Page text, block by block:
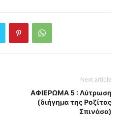
Next article
ΑΦΙΕΡΩΜΑ 5 : Λύτρωση
(διήγημα της Ροζίτας
Σπινάσα)